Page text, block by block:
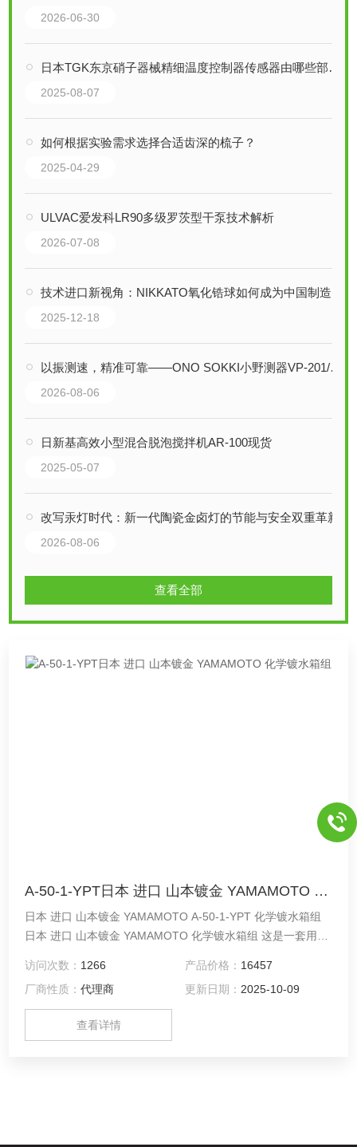
2026-06-30
日本TGK东京硝子器械精细温度控制器传感器由哪些部分组成
2025-08-07
如何根据实验需求选择合适齿深的梳子？
2025-04-29
ULVAC爱发科LR90多级罗茨型干泵技术解析
2026-07-08
技术进口新视角：NIKKATO氧化锆球如何成为中国制造的“精密之齿”
2025-12-18
以振测速，精准可靠——ONO SOKKI小野测器VP-201/VP-202发动机振动传感器
2026-08-06
日新基高效小型混合脱泡搅拌机AR-100现货
2025-05-07
改写汞灯时代：新一代陶瓷金卤灯的节能与安全双重革新
2026-08-06
查看全部
A-50-1-YPT日本 进口 山本镀金 YAMAMOTO 化学镀水箱组
日本 进口 山本镀金 YAMAMOTO A-50-1-YPT 化学镀水箱组
日本 进口 山本镀金 YAMAMOTO 化学镀水箱组 这是一套用于
不锈钢镀槽具有双层结构，具有优异的保温性，可进行高达
95℃的高温实验。此外，水箱内部采用镜面光泽处理，可防止
镀层沉积。 如果您想使用镍以外的化学镀，可以更换为10L或
20L PP水箱。我们还
访问次数： 1266 产品价格： 16457
厂商性质：代理商 更新日期： 2025-10-09
查看详情